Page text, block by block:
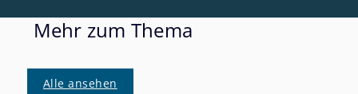
Mehr zum Thema
Alle ansehen